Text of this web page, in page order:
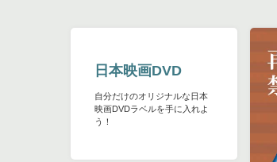
日本映画DVD
自分だけのオリジナルな日本
映画DVDラベルを手に入れよ
う！